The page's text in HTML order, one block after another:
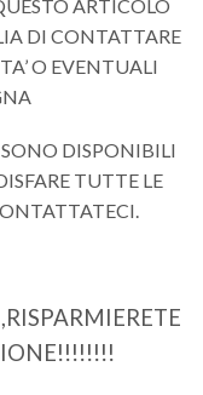
ARTICOLO
DI CONTATTARE
O EVENTUALI
SONO DISPONIBILI
TUTTE LE